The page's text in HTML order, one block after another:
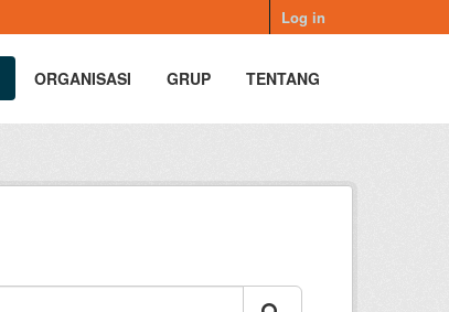
Log in
ORGANISASI GRUP TENTANG